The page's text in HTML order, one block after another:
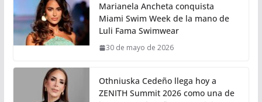
Marianela Ancheta conquista
Miami Swim Week de la mano de
Luli Fama Swimwear
30 de mayo de 2026
Othniuska Cedeño llega hoy a
ZENITH Summit 2026 como una de